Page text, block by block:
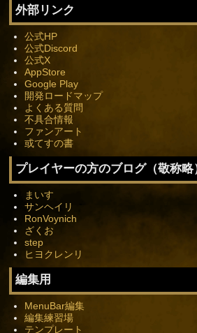
外部リンク
公式HP
公式Discord
公式X
AppStore
Google Play
開発ロードマップ
よくある質問
不具合情報
ファンアート
或てすの書
プレイヤーの方のブログ（敬称略
まいす
サンヘイリ
RonVoynich
ざくお
step
ヒヨクレンリ
編集用
MenuBar編集
編集練習場
テンプレート